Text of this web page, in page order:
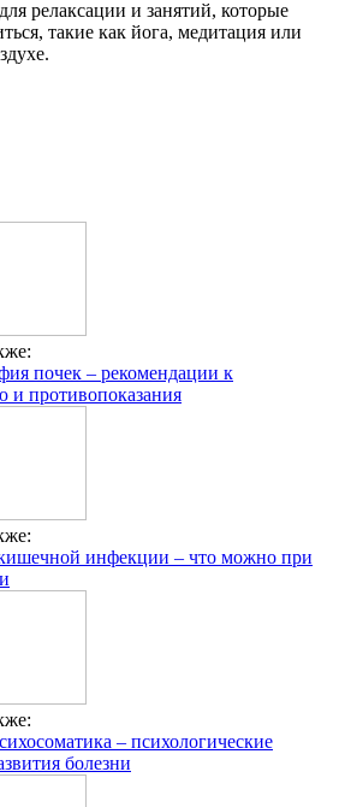
релаксации и занятий, которые
такие как йога, медитация или
почек – рекомендации к
и противопоказания
инфекции – что можно при
– психологические
болезни